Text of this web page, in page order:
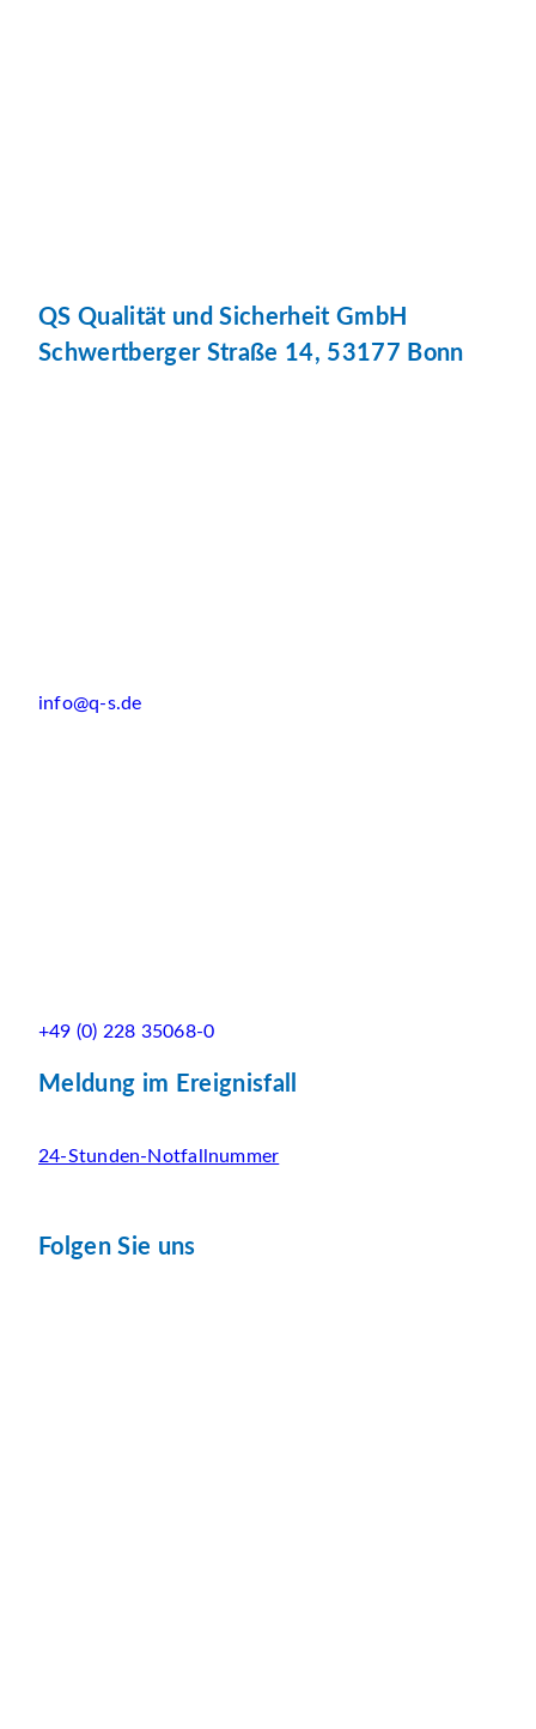
QS Qualität und Sicherheit GmbH
Schwertberger Straße 14, 53177 Bonn
info@q-s.de
+49 (0) 228 35068-0
Meldung im Ereignisfall
24-Stunden-Notfallnummer
Folgen Sie uns